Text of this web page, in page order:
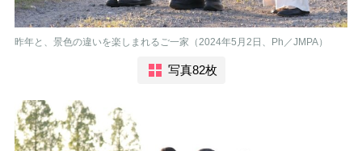
昨年と、景色の違いを楽しまれるご一家（2024年5月2日、Ph／JMPA）
写真82枚